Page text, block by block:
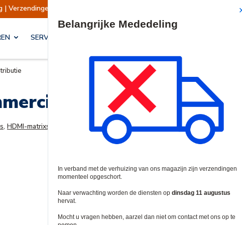
| Verzendingen opgeschort Verzendingen
SERVICES & OPLOSSINGEN
Videosignaal
, HDMI-matrixschakelaars enHDMI-splittersvoor al uw professionele AV-
volgende grote klus.